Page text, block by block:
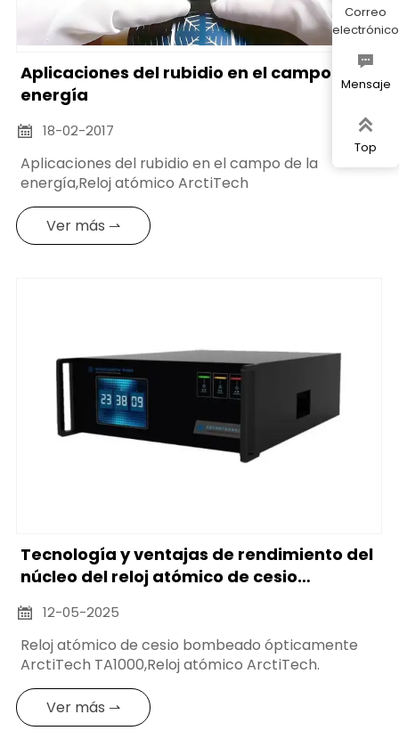
Aplicaciones del rubidio en el campo de la
energía
 18-02-2017
Aplicaciones del rubidio en el campo de la
energía,Reloj atómico ArctiTech
Ver más ⇀
Tecnología y ventajas de rendimiento del
núcleo del reloj atómico de cesio
TA1000
 12-05-2025
Reloj atómico de cesio bombeado ópticamente
ArctiTech TA1000,Reloj atómico ArctiTech.
Ver más ⇀
Correo
electrónico

Mensaje

Top